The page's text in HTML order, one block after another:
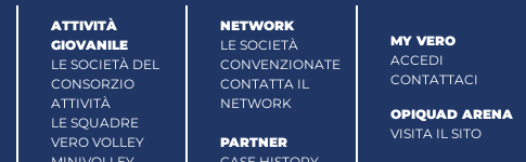
ATTIVITÀ
GIOVANILE
LE SOCIETÀ DEL
CONSORZIO
ATTIVITÀ
LE SQUADRE
VERO VOLLEY
NETWORK
LE SOCIETÀ
CONVENZIONATE
CONTATTA IL
NETWORK
PARTNER
MY VERO
ACCEDI
CONTATTACI
OPIQUAD ARENA
VISITA IL SITO